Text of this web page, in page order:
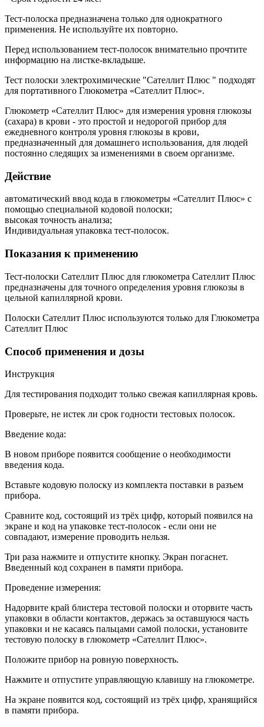
Тест-полоска предназначена только для однократного
применения. Не используйте их повторно.
Перед использованием тест-полосок внимательно прочтите
информацию на листке-вкладыше.
Тест полоски электрохимические "Сателлит Плюс " подходят
для портативного Глюкометра «Сателлит Плюс».
Глюкометр «Сателлит Плюс» для измерения уровня глюкозы
(сахара) в крови - это простой и недорогой прибор для
ежедневного контроля уровня глюкозы в крови,
предназначенный для домашнего использования, для людей
постоянно следящих за изменениями в своем организме.
Действие
автоматический ввод кода в глюкометры «Сателлит Плюс» с
помощью специальной кодовой полоски;
высокая точность анализа;
Индивидуальная упаковка тест-полосок.
Показания к применению
Тест-полоски Сателлит Плюс для глюкометра Сателлит Плюс
предназначены для точного определения уровня глюкозы в
цельной капиллярной крови.
Полоски Сателлит Плюс используются только для Глюкометра
Сателлит Плюс
Способ применения и дозы
Инструкция
Для тестирования подходит только свежая капиллярная кровь.
Проверьте, не истек ли срок годности тестовых полосок.
Введение кода:
В новом приборе появится сообщение о необходимости
введения кода.
Вставьте кодовую полоску из комплекта поставки в разъем
прибора.
Сравните код, состоящий из трёх цифр, который появился на
экране и код на упаковке тест-полосок - если они не
совпадают, измерение проводить нельзя.
Три раза нажмите и отпустите кнопку. Экран погаснет.
Введенный код сохранен в памяти прибора.
Проведение измерения:
Надорвите край блистера тестовой полоски и оторвите часть
упаковки в области контактов, держась за оставшуюся часть
упаковки и не касаясь пальцами самой полоски, установите
тестовую полоску в глюкометр «Сателлит Плюс».
Положите прибор на ровную поверхность.
Нажмите и отпустите управляющую клавишу на глюкометре.
На экране появится код, состоящий из трёх цифр, хранящийся
в памяти прибора.